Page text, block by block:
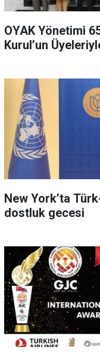
OYAK Yönetimi
Kurul’un
New York’ta
dostluk gecesi